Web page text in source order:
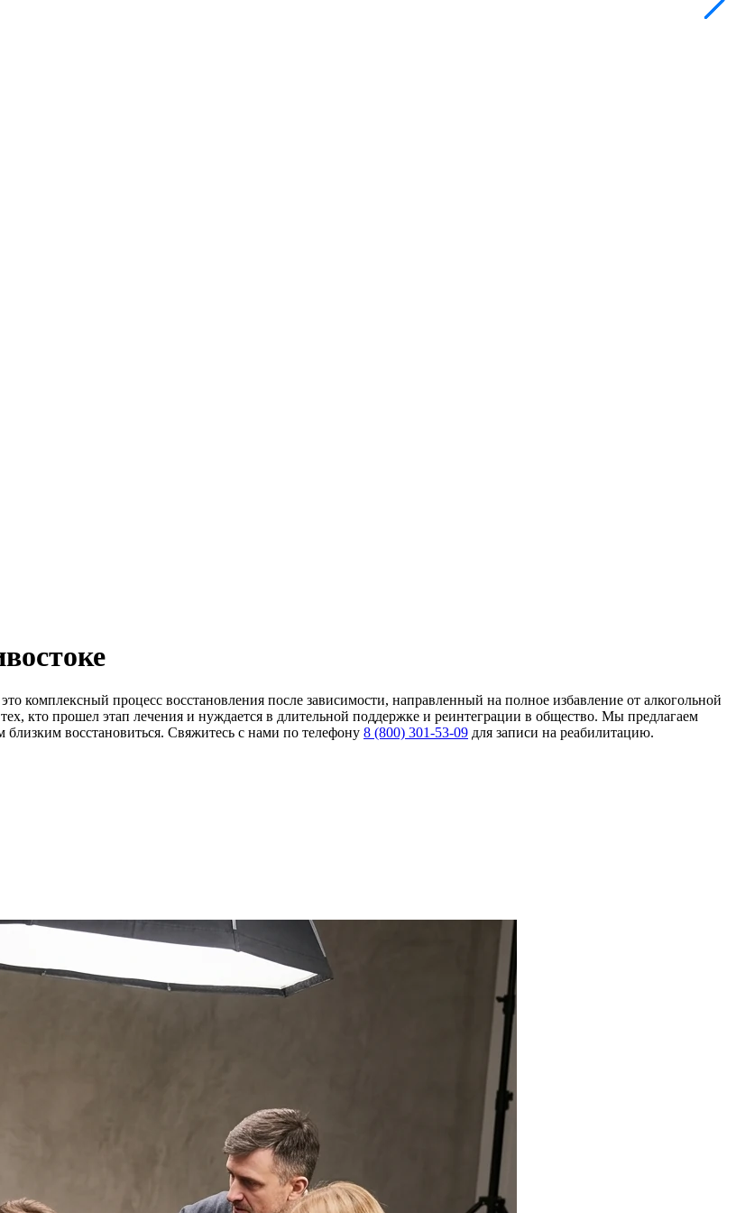
комплексный процесс восстановления после зависимости, направленный на полное избавление от алкогольной
кто прошел этап лечения и нуждается в длительной поддержке и реинтеграции в общество. Мы предлагаем
восстановиться. Свяжитесь с нами по телефону 8 (800) 301-53-09 для записи на реабилитацию.